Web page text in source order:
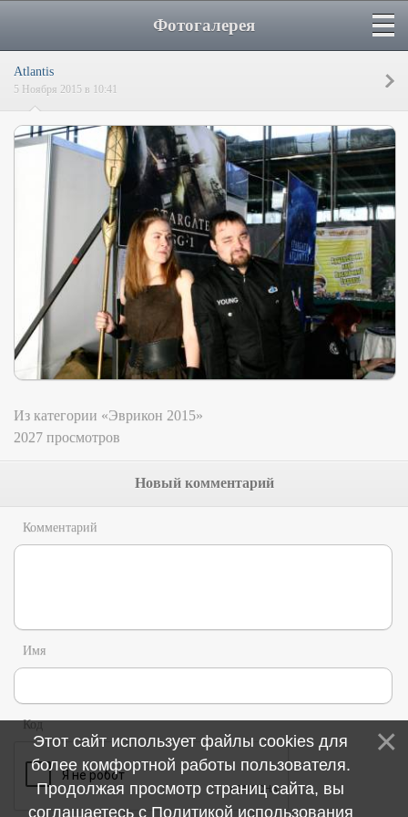
Фотогалерея
Atlantis
5 Ноября 2015 в 10:41
Из категории «Эврикон 2015»
2027 просмотров
Новый комментарий
Комментарий
Имя
Код
Этот сайт использует файлы cookies для
более комфортной работы пользователя.
Продолжая просмотр страниц сайта, вы
соглашаетесь с Политикой использования